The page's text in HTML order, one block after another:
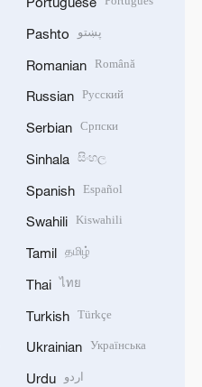
Pashto پښتو
Romanian Română
Russian Русский
Serbian Српски
Sinhala සිංහල
Spanish Español
Swahili Kiswahili
Tamil தமிழ்
Thai ไทย
Turkish Türkçe
Ukrainian Українська
Urdu اردو